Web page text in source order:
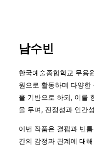
남수빈
한국예술종합학교 무용
원으로 활동하며 다양
을 기반으로 하되, 이를
을 두며, 진정성과 인간
이번 작품은 결핍과 빈
간의 감정과 관계에 대